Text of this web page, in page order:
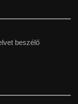
beszélő